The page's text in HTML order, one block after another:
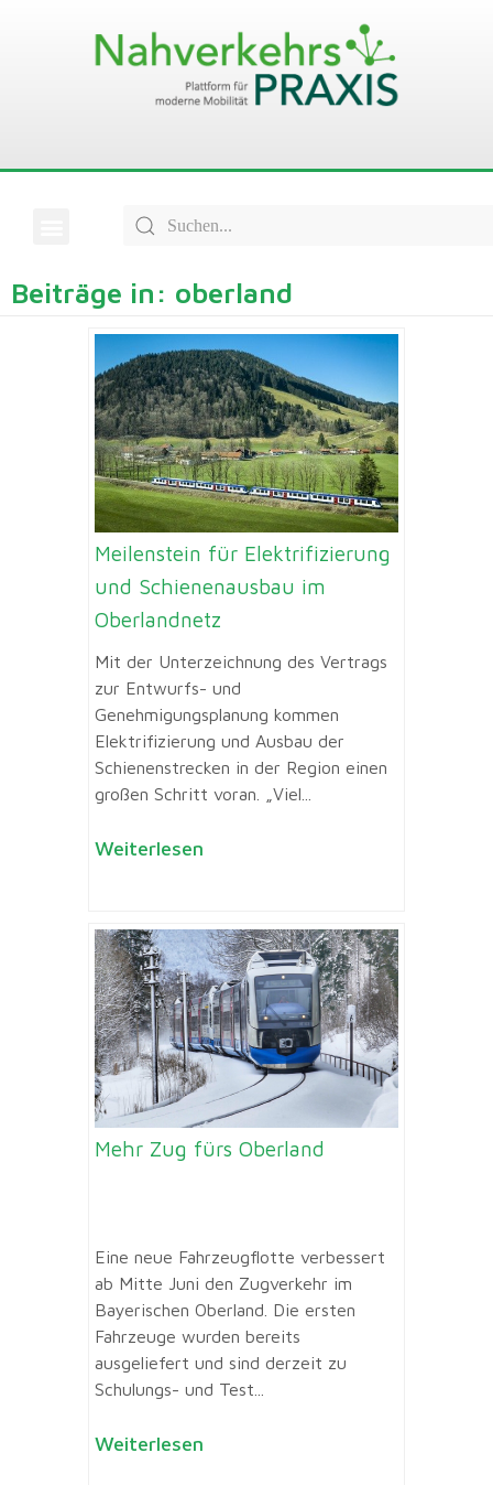
Beiträge in: oberland
Meilenstein für Elektrifizierung
und Schienenausbau im
Oberlandnetz
Mit der Unterzeichnung des Vertrags
zur Entwurfs- und
Genehmigungsplanung kommen
Elektrifizierung und Ausbau der
Schienenstrecken in der Region einen
großen Schritt voran. „Viel...
Weiterlesen
Mehr Zug fürs Oberland
Eine neue Fahrzeug­flotte verbessert
ab Mitte Juni den Zugverkehr im
Bayerischen Oberland. Die ersten
Fahrzeuge wurden bereits
ausgeliefert und sind derzeit zu
Schulungs- und Test...
Weiterlesen